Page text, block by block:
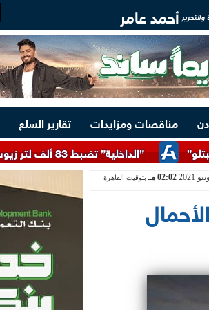
أحمد عامر
مناقصات ومزايدات تقارير السلع
”الداخلية” تضبط 83 ألف لتر زيوت طعام مجهولة المصدر
02:02 مـ بتوقيت القاهرة
الأحمال